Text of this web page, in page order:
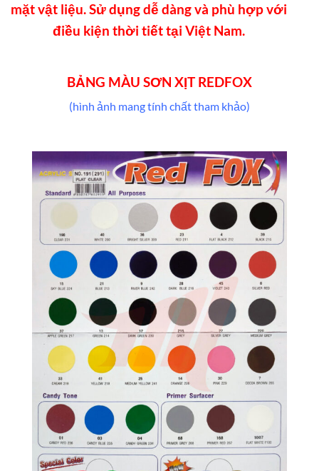
mặt vật liệu. Sử dụng dễ dàng và phù hợp với
điều kiện thời tiết tại Việt Nam.
BẢNG MÀU SƠN XỊT REDFOX
(hình ảnh mang tính chất tham khảo)